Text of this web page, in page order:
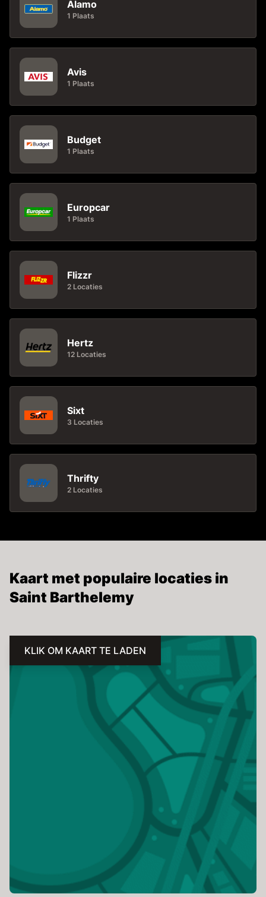
Alamo
1 Plaats
Avis
1 Plaats
Budget
1 Plaats
Europcar
1 Plaats
Flizzr
2 Locaties
Hertz
12 Locaties
Sixt
3 Locaties
Thrifty
2 Locaties
Kaart met populaire locaties in
Saint Barthelemy
KLIK OM KAART TE LADEN